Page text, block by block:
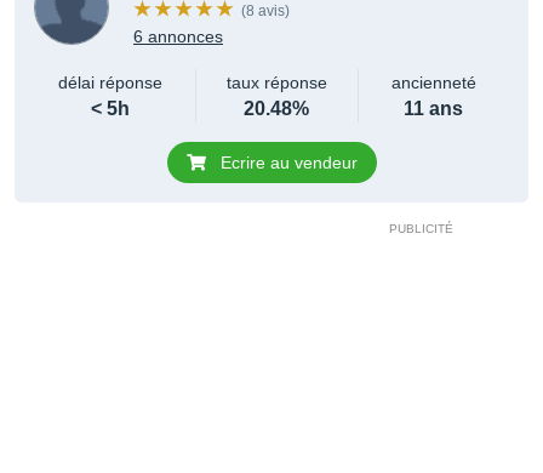
(8 avis)
6 annonces
délai réponse
< 5h
taux réponse
20.48%
ancienneté
11 ans
Ecrire au vendeur